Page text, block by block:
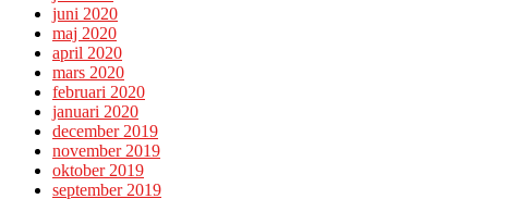
juni 2020
maj 2020
april 2020
mars 2020
februari 2020
januari 2020
december 2019
november 2019
oktober 2019
september 2019